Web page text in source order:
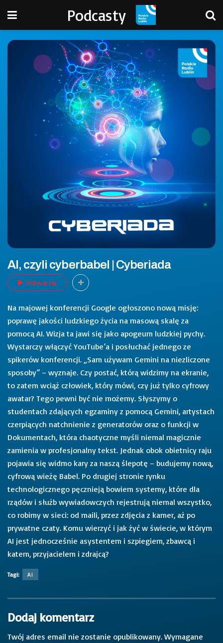
Podcasty
AI, czyli cyberbabel | Cyberiada
Odtwarzaj
Na majowej konferencji Google ogłoszono nową misję:
poprawę jakości ludzkiego życia na masową skalę za
pomocą AI. Wizja ta jawi się jako apogeum ludzkiej pychy.
Wystarczy włączyć YouTube’a i posłuchać jednego ze
spikerów konferencji. „Sam używam Gemini na niezliczone
sposoby” – wyznaje. Czy postać, którą widzimy na ekranie,
to zatem wciąż człowiek, który mówi, czy już tylko cyfrowy
awatar? Tego pewni być nie możemy. Słyszymy o
studentach zdających egzaminy z pomocą Gemini, artystach
czerpiących natchnienie z generatorów oraz o funkcji w
Dokumentach, która chaotyczne myśli niemal magicznie
zamienia w profesjonalny tekst. Jednak obok obietnicy raju
pojawia się widmo kary za naszą ślepotę – budujemy nową,
cyfrową wieżę Babel. Po drugiej stronie rynku
technologicznego pęcznieją bowiem systemy, które dla
rządów i służb wywiadowczych rejestrują niemal wszystko,
co robimy w sieci: od maili, przez zdjęcia z kamer, aż po
prywatne czaty. Komu wierzyć i jak żyć w świecie, w którym
AI jest jednocześnie asystentem i szpiegiem, zbawcą i
katem, przyjacielem i zdrajcą?
Tagi: AI
Dodaj komentarz
Twój adres email nie zostanie opublikowany. Wymagane